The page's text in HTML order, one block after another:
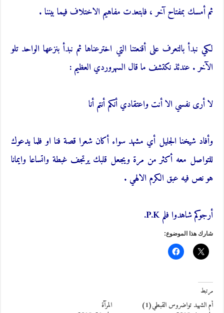
ثم أمسك بمفتاح آخر ، فابتعدت مفاهيم الاختلاف فيما بيننا .
لكي نبدأ بالتعرف على أقنعتنا التي اخترعناها ثم نبدأ بنزعها الواحد تلو
الآخر . عندئذ نكتشف ما قال السهروردي العظيم :
لا أرى نفسي الا أنت واعتقادي أنكم أنتم أنا
وأفاد شيخنا الجليل أي مشهد سواء أكان شعرا قصة فنا او فلما يدعوك
للتواصل معه أكثر من مرة ويجعل قلبك يرتجف غبطة واتساعا وايمانا
هو نص فيه عبق الكرم الالهي .
أرجوكم شاهدوا فلم P.K.
شارك هذا الموضوع:
مرتبط
أم الشهيد تواضروس القبطي(1)
المرآة